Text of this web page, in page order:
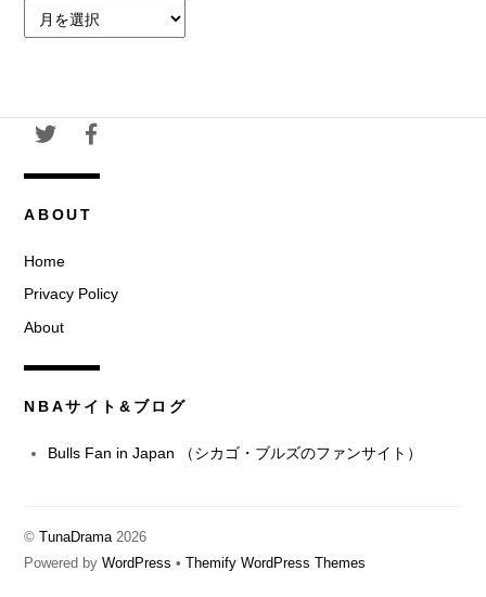
ー
ブ
ABOUT
Home
Privacy Policy
About
NBAサイト&ブログ
Bulls Fan in Japan （シカゴ・ブルズのファンサイト）
©TunaDrama 2026
Powered byWordPress •Themify WordPress Themes